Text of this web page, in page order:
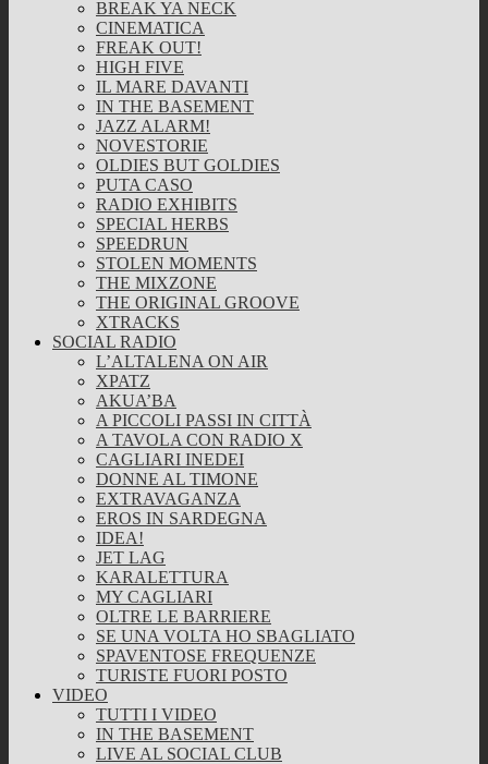
BREAK YA NECK
CINEMATICA
FREAK OUT!
HIGH FIVE
IL MARE DAVANTI
IN THE BASEMENT
JAZZ ALARM!
NOVESTORIE
OLDIES BUT GOLDIES
PUTA CASO
RADIO EXHIBITS
SPECIAL HERBS
SPEEDRUN
STOLEN MOMENTS
THE MIXZONE
THE ORIGINAL GROOVE
XTRACKS
SOCIAL RADIO
L’ALTALENA ON AIR
XPATZ
AKUA’BA
A PICCOLI PASSI IN CITTÀ
A TAVOLA CON RADIO X
CAGLIARI INEDEI
DONNE AL TIMONE
EXTRAVAGANZA
EROS IN SARDEGNA
IDEA!
JET LAG
KARALETTURA
MY CAGLIARI
OLTRE LE BARRIERE
SE UNA VOLTA HO SBAGLIATO
SPAVENTOSE FREQUENZE
TURISTE FUORI POSTO
VIDEO
TUTTI I VIDEO
IN THE BASEMENT
LIVE AL SOCIAL CLUB